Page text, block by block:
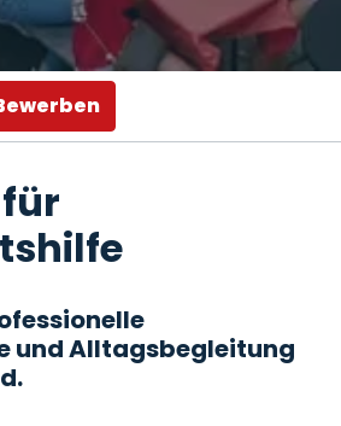
und Alltagsbegleitung